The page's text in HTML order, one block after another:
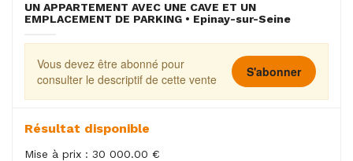
UN APPARTEMENT AVEC UNE CAVE ET UN
EMPLACEMENT DE PARKING • Epinay-sur-Seine
Vous devez être abonné pour
consulter le descriptif de cette vente
S'abonner
Résultat disponible
Mise à prix : 30 000.00 €